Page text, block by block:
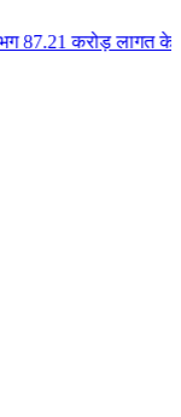
कार्यों का